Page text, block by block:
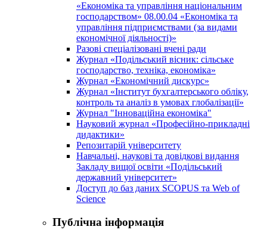
«Економіка та управління національним
господарством» 08.00.04 «Економіка та
управління підприємствами (за видами
економічної діяльності)»
Разові спеціалізовані вчені ради
Журнал «Подільський вісник: сільське
господарство, техніка, економіка»
Журнал «Економічний дискурс»
Журнал «Інститут бухгалтерського обліку,
контроль та аналіз в умовах глобалізації»
Журнал "Інноваційна економіка"
Науковий журнал «Професійно-прикладні
дидактики»
Репозитарій університету
Навчальні, наукові та довідкові видання
Закладу вищої освіти «Подільський
державний університет»
Доступ до баз даних SCOPUS та Web of
Science
Публічна інформація